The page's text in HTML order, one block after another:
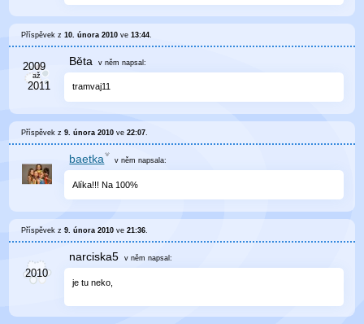
Příspěvek z10. února 2010 ve13:44
Běta v něm napsal:
tramvaj11
Příspěvek z9. února 2010 ve22:07.
baetka v něm napsala:
Alíka!!! Na 100%
Příspěvek z9. února 2010 ve21:36.
narciska5 v něm napsal:
je tu neko,